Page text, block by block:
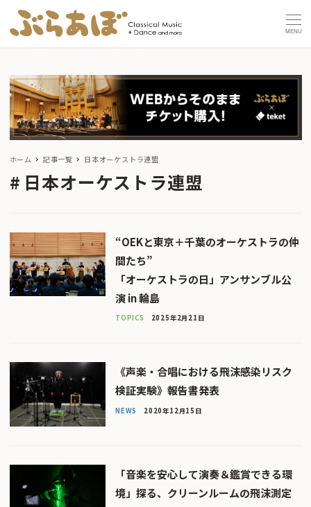
MENU
ホーム 記事一覧 日本オーケストラ連盟
日本オーケストラ連盟
“OEKと東京＋千葉のオーケストラの仲
間たち”
「オーケストラの日」アンサンブル公
演 in 輪島
TOPICS 2025年2月21日
《声楽・合唱における飛沫感染リスク
検証実験》報告書発表
NEWS 2020年12月15日
「音楽を安心して演奏＆鑑賞できる環
境」探る、クリーンルームの飛沫測定